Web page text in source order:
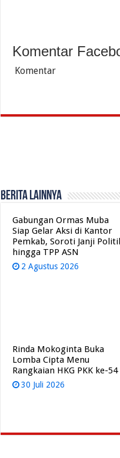
Komentar
Komentar
Berita Lainnya
Gabungan Ormas Muba
Siap Gelar Aksi di Kantor
Pemkab, Soroti Janji
hingga TPP ASN
2 Agustus 2026
Rinda Mokoginta Buka
Lomba Cipta Menu
Rangkaian HKG PKK ke-54
30 Juli 2026